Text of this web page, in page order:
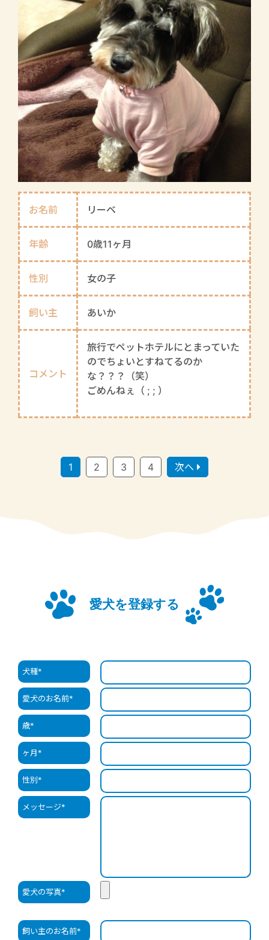
お名前 リーベ
年齢 0歳11ヶ月
性別 女の子
飼い主 あいか
コメント
旅行でペットホテルにとまっていた
のでちょいとすねてるのか
な？？？（笑）
ごめんねぇ（ ; ; ）
1 2 3 4 次へ
愛犬を登録する
犬種*
愛犬のお名前*
歳*
ヶ月*
性別*
メッセージ*
愛犬の写真*
飼い主のお名前*